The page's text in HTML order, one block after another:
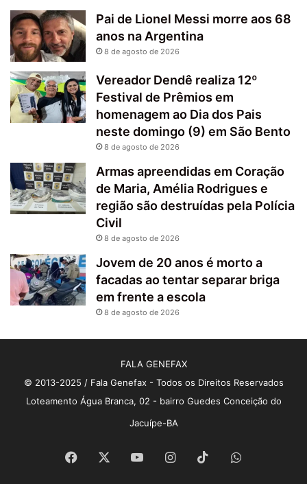
Pai de Lionel Messi morre aos 68
anos na Argentina
8 de agosto de 2026
Vereador Dendê realiza 12º
Festival de Prêmios em
homenagem ao Dia dos Pais
neste domingo (9) em São Bento
8 de agosto de 2026
Armas apreendidas em Coração
de Maria, Amélia Rodrigues e
região são destruídas pela Polícia
Civil
8 de agosto de 2026
Jovem de 20 anos é morto a
facadas ao tentar separar briga
em frente a escola
8 de agosto de 2026
FALA GENEFAX
© 2013-2025 / Fala Genefax - Todos os Direitos Reservados
Loteamento Água Branca, 02 - bairro Guedes Conceição do
Jacuípe-BA
Facebook YouTubeInstagram
TikTokWhatsApp